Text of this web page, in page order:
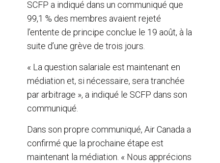
SCFP a indiqué dans un communiqué que
99,1 % des membres avaient rejeté
l’entente de principe conclue le 19 août, à la
suite d’une grève de trois jours.
« La question salariale est maintenant en
médiation et, si nécessaire, sera tranchée
par arbitrage », a indiqué le SCFP dans son
communiqué.
Dans son propre communiqué, Air Canada a
confirmé que la prochaine étape est
maintenant la médiation. « Nous apprécions